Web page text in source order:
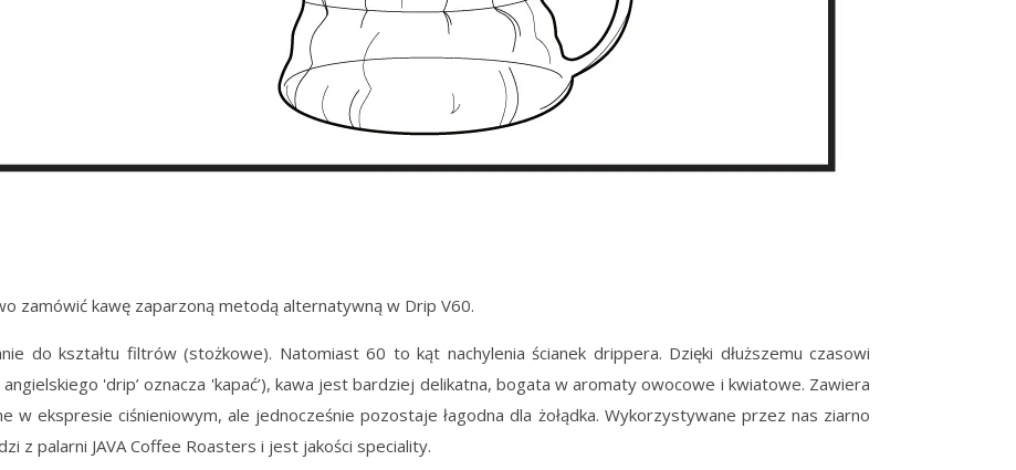
zamówić kawę zaparzoną metodą alternatywną w Drip V60.
do kształtu filtrów (stożkowe). Natomiast 60 to kąt nachylenia ścianek drippera. Dzięki dłuższemu czasowi
'drip’ oznacza 'kapać’), kawa jest bardziej delikatna, bogata w aromaty owocowe i kwiatowe. Zawiera
ekspresie ciśnieniowym, ale jednocześnie pozostaje łagodna dla żołądka. Wykorzystywane przez nas ziarno
z palarni JAVA Coffee Roasters i jest jakości speciality.